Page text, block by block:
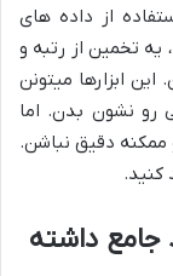
از داده های
تخمین از رتبه و
ابزارها میتونن
رو نشون بدن. اما
دقیق نباشن.
کنید.
جامع داشته